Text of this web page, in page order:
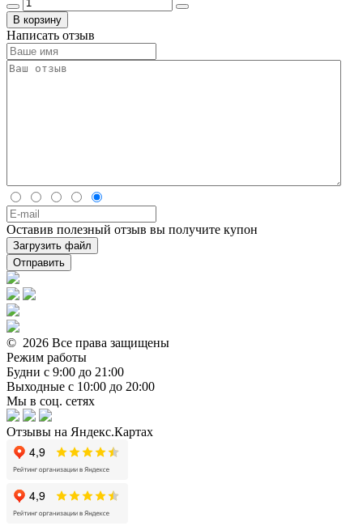
В корзину
Написать отзыв
Оставив полезный отзыв вы получите купон
Загрузить файл
Отправить
© 2026 Все права защищены
Режим работы
Будни с 9:00 до 21:00
Выходные с 10:00 до 20:00
Мы в соц. сетях
Отзывы на Яндекс.Картах